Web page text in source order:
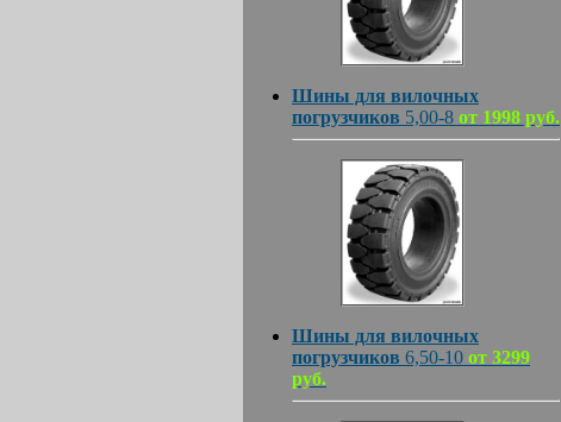
Шины для вилочных
погрузчиков 5,00-8 от 1998 руб.
Шины для вилочных
погрузчиков 6,50-10 от 3299
руб.